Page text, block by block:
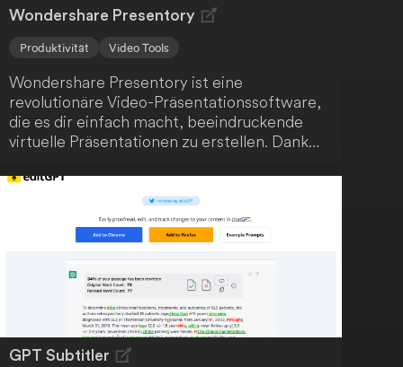
Wondershare Presentory
Produktivität Video Tools
Wondershare Presentory ist eine
revolutionäre Video-Präsentationssoftware,
die es dir einfach macht, beeindruckende
virtuelle Präsentationen zu erstellen. Dank
deine Botschaft sicher bei deinem Publikum
GPT Subtitler